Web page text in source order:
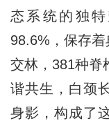
态系统的独
98.6%，保存
交林，381种脊
谐共生，白颈
身影，构成了